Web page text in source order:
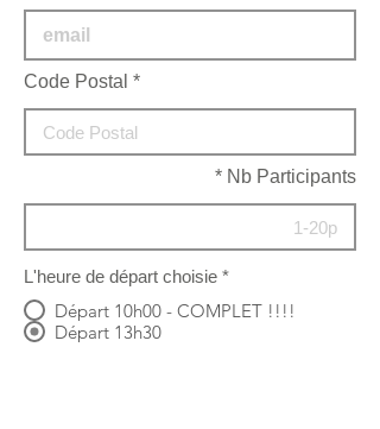
Code Postal
Nb Participants
L'heure de départ choisie *
Départ 10h00 - COMPLET !!!!
Départ 13h30